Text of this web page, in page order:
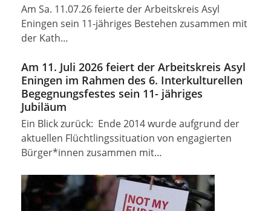
Am Sa. 11.07.26 feierte der Arbeitskreis Asyl
Eningen sein 11-jähriges Bestehen zusammen mit
der Kath…
Am 11. Juli 2026 feiert der Arbeitskreis Asyl
Eningen im Rahmen des 6. Interkulturellen
Begegnungsfestes sein 11- jähriges
Jubiläum
Ein Blick zurück: Ende 2014 wurde aufgrund der
aktuellen Flüchtlingssituation von engagierten
Bürger*innen zusammen mit…